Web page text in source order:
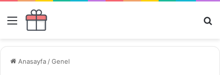
Menü
Anasayfa /Genel